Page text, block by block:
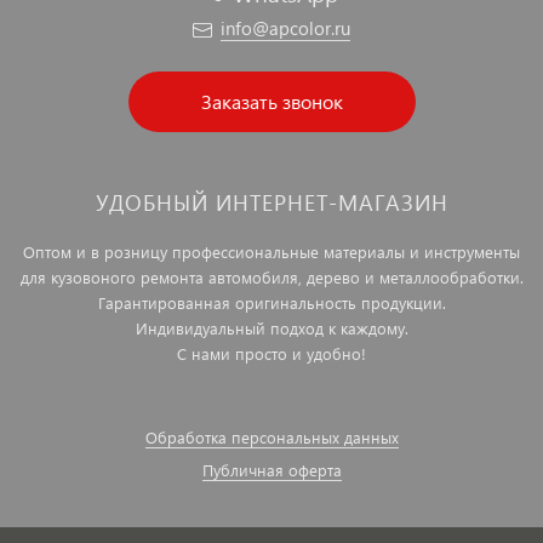
info@apcolor.ru
Заказать звонок
УДОБНЫЙ ИНТЕРНЕТ-МАГАЗИН
Оптом и в розницу профессиональные материалы и инструменты
для кузовоного ремонта автомобиля, дерево и металлообработки.
Гарантированная оригинальность продукции.
Индивидуальный подход к каждому.
С нами просто и удобно!
Обработка персональных данных
Публичная оферта